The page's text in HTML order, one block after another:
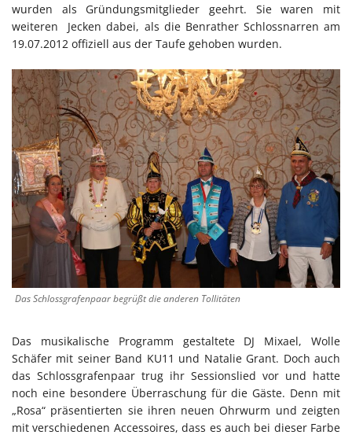
wurden als Gründungsmitglieder geehrt. Sie waren mit
weiteren Jecken dabei, als die Benrather Schlossnarren am
19.07.2012 offiziell aus der Taufe gehoben wurden.
Das Schlossgrafenpaar begrüßt die anderen Tollitäten
Das musikalische Programm gestaltete DJ Mixael, Wolle
Schäfer mit seiner Band KU11 und Natalie Grant. Doch auch
das Schlossgrafenpaar trug ihr Sessionslied vor und hatte
noch eine besondere Überraschung für die Gäste. Denn mit
„Rosa“ präsentierten sie ihren neuen Ohrwurm und zeigten
mit verschiedenen Accessoires, dass es auch bei dieser Farbe